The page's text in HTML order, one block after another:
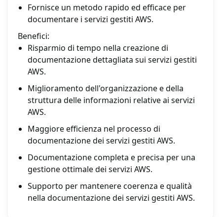
Fornisce un metodo rapido ed efficace per
documentare i servizi gestiti AWS.
Benefici:
Risparmio di tempo nella creazione di
documentazione dettagliata sui servizi gestiti
AWS.
Miglioramento dell'organizzazione e della
struttura delle informazioni relative ai servizi
AWS.
Maggiore efficienza nel processo di
documentazione dei servizi gestiti AWS.
Documentazione completa e precisa per una
gestione ottimale dei servizi AWS.
Supporto per mantenere coerenza e qualità
nella documentazione dei servizi gestiti AWS.